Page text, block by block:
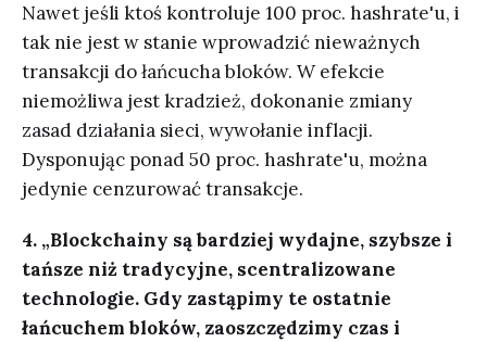
Nawet jeśli ktoś kontroluje 100 proc. hashrate'u, i
tak nie jest w stanie wprowadzić nieważnych
transakcji do łańcucha bloków. W efekcie
niemożliwa jest kradzież, dokonanie zmiany
zasad działania sieci, wywołanie inflacji.
Dysponując ponad 50 proc. hashrate'u, można
jedynie cenzurować transakcje.
4. „Blockchainy są bardziej wydajne, szybsze i
tańsze niż tradycyjne, scentralizowane
technologie. Gdy zastąpimy te ostatnie
łańcuchem bloków, zaoszczędzimy czas i